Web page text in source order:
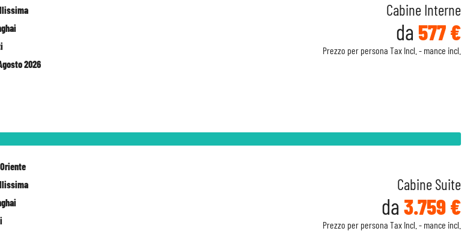
2026
Cabine Interne
da 577 €
Prezzo per persona Tax Incl. - mance incl.
Oriente
Cabine Suite
da 3.759 €
Prezzo per persona Tax Incl. - mance incl.